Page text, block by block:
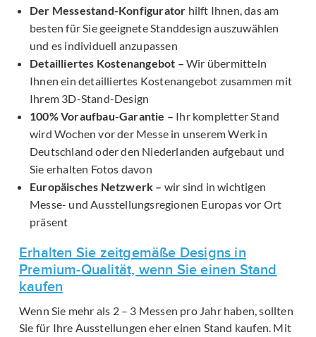
Der Messestand-Konfigurator hilft Ihnen, das am
besten für Sie geeignete Standdesign auszuwählen
und es individuell anzupassen
Detailliertes Kostenangebot – Wir übermitteln
Ihnen ein detailliertes Kostenangebot zusammen mit
Ihrem 3D-Stand-Design
100% Voraufbau-Garantie – Ihr kompletter Stand
wird Wochen vor der Messe in unserem Werk in
Deutschland oder den Niederlanden aufgebaut und
Sie erhalten Fotos davon
Europäisches Netzwerk – wir sind in wichtigen
Messe- und Ausstellungsregionen Europas vor Ort
präsent
Erhalten Sie zeitgemäße Designs in
Premium-Qualität, wenn Sie einen Stand
kaufen
Wenn Sie mehr als 2 – 3 Messen pro Jahr haben, sollten
Sie für Ihre Ausstellungen eher einen Stand kaufen. Mit